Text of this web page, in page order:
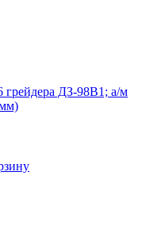
грейдера ДЗ-98В1; а/м